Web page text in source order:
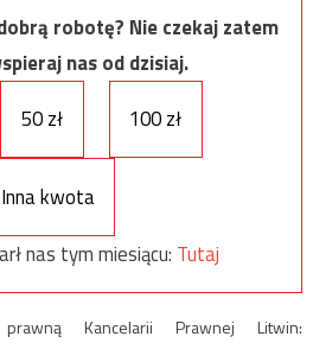
robotę? Nie czekaj zatem
nas od dzisiaj.
50 zł 100 zł
Inna kwota
nas tym miesiącu: Tutaj
Kancelarii Prawnej Litwin: